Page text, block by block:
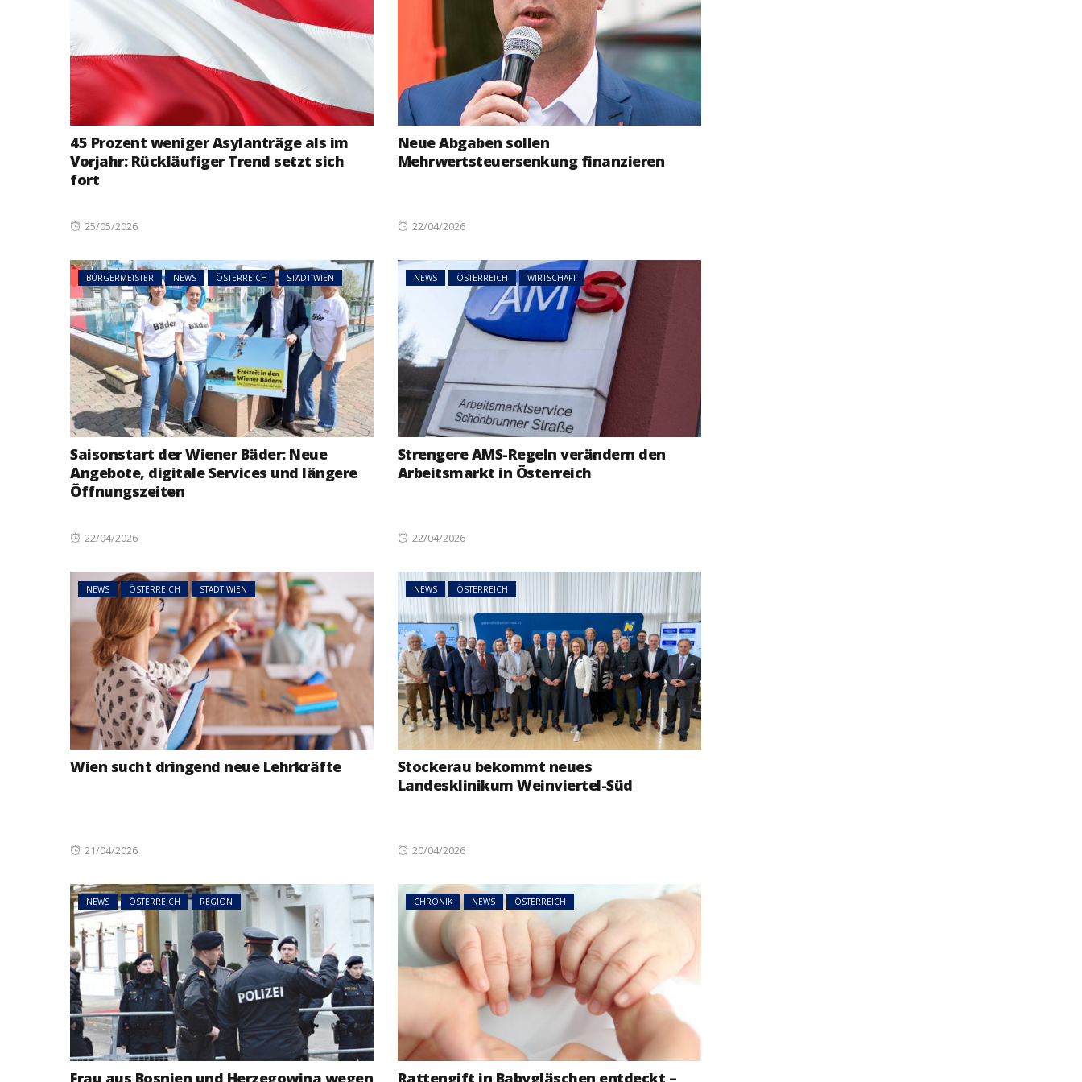
45 Prozent weniger Asylanträge als im
Vorjahr: Rückläufiger Trend setzt sich
fort
Posted
25/05/2026
Neue Abgaben sollen
Mehrwertsteuersenkung finanzieren
Posted
22/04/2026
BÜRGERMEISTER NEWS ÖSTERREICH STADT WIEN
Saisonstart der Wiener Bäder: Neue
Angebote, digitale Services und längere
Öffnungszeiten
Posted
22/04/2026
NEWS ÖSTERREICH WIRTSCHAFT
Strengere AMS-Regeln verändern den
Arbeitsmarkt in Österreich
Posted
22/04/2026
NEWS ÖSTERREICH STADT WIEN
Wien sucht dringend neue Lehrkräfte
Posted
21/04/2026
NEWS ÖSTERREICH
Stockerau bekommt neues
Landesklinikum Weinviertel-Süd
Posted
20/04/2026
NEWS ÖSTERREICH REGION
Frau aus Bosnien und Herzegowina wegen
CHRONIK NEWS ÖSTERREICH
Rattengift in Babygläschen entdeckt –